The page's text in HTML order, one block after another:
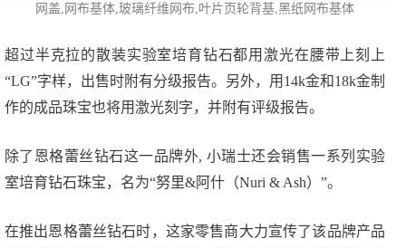
网盖,网布基体,玻璃纤维网布,叶片页轮背基, 黑纸网布基体
超过半克拉的散装实验室培育钻石都用激光在腰带上刻上
“LG”字样，出售时附有分级报告。另外，用14k金和18k金制
作的成品珠宝也将用激光刻字，并附有评级报告。
除了恩格蕾丝钻石这一品牌外, 小瑞士还会销售一系列实验
室培育钻石珠宝，名为“努里&阿什（Nuri & Ash）”。
在推出恩格蕾丝钻石时，这家零售商大力宣传了该品牌产品